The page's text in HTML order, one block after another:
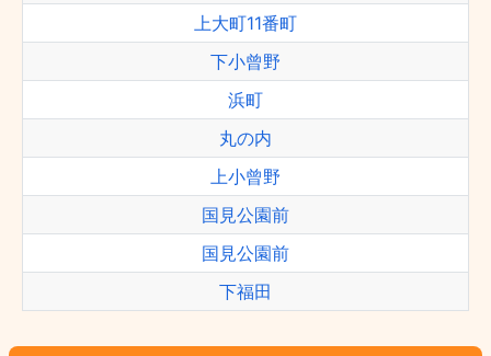
上大町11番町
下小曾野
浜町
丸の内
上小曾野
国見公園前
国見公園前
下福田